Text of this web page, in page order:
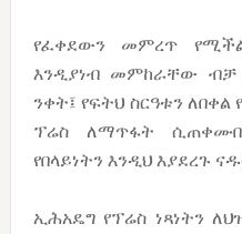
የፈቀደውን መምረጥ
እንዲያነብ መምከራቸው
ንቀት፤ የፍትህ ስርዓቱን
ፕሬስ ለማጥፋት
የበላይነትን እንዲህ እያደረጉ
ኢሕአዴግ የፕሬስ ነጻነትን